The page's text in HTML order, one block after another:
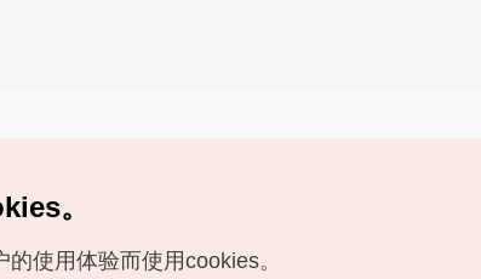
欢迎来信。VISITKOREA官方邮箱
。
的使用体验而使用cookies。